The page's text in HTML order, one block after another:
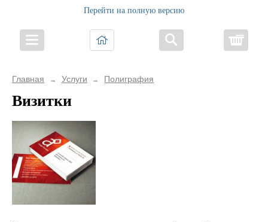
Перейти на полную версию
Главная → Услуги → Полиграфия
Визитки